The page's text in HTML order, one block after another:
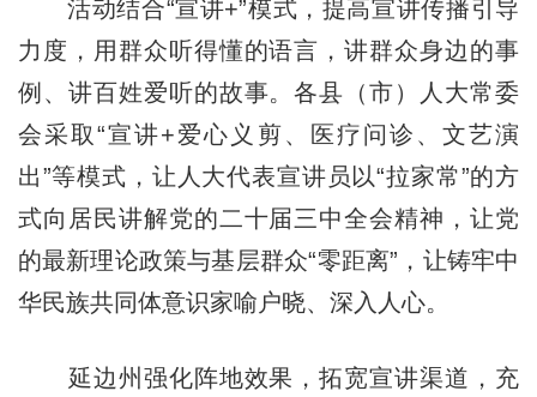
活动结合“宣讲+”模式，提高宣讲传播引导
力度，用群众听得懂的语言，讲群众身边的事
例、讲百姓爱听的故事。各县（市）人大常委
会采取“宣讲+爱心义剪、医疗问诊、文艺演
出”等模式，让人大代表宣讲员以“拉家常”的方
式向居民讲解党的二十届三中全会精神，让党
的最新理论政策与基层群众“零距离”，让铸牢中
华民族共同体意识家喻户晓、深入人心。
延边州强化阵地效果，拓宽宣讲渠道，充